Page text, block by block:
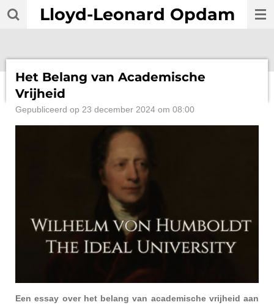
Ga
Lloyd-Leonard Opdam
Het Belang van Academische
Vrijheid
Gepubliceerd op 23 december 2024 om 08:00
Een essay over het belang van academische vrijheid aan